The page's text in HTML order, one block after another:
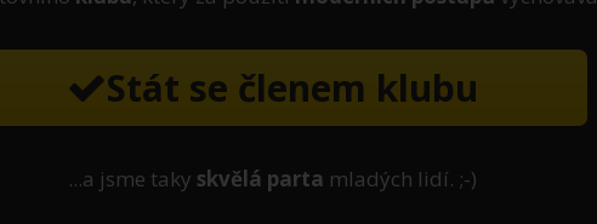
Stát se členem klubu
...a jsme taky skvělá parta mladých lidí. ;-)